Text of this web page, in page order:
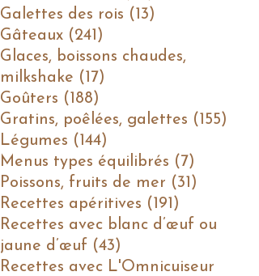
Galettes des rois (13)
Gâteaux (241)
Glaces, boissons chaudes,
milkshake (17)
Goûters (188)
Gratins, poêlées, galettes (155)
Légumes (144)
Menus types équilibrés (7)
Poissons, fruits de mer (31)
Recettes apéritives (191)
Recettes avec blanc d’œuf ou
jaune d’œuf (43)
Recettes avec L'Omnicuiseur